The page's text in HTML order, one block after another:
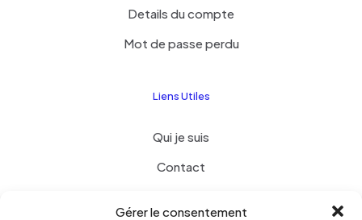
Gérer le consentement
Details du compte
Mot de passe perdu
Liens Utiles
Qui je suis
Contact